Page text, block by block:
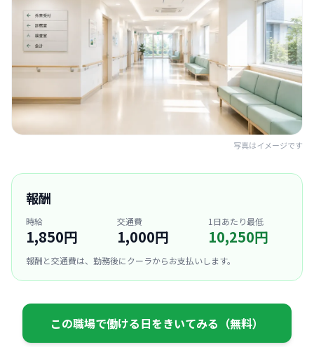
写真はイメージです
報酬
時給
1,850円
交通費
1,000円
1日あたり最低
10,250円
報酬と交通費は、勤務後にクーラからお支払いします。
この職場で働ける日をきいてみる（無料）